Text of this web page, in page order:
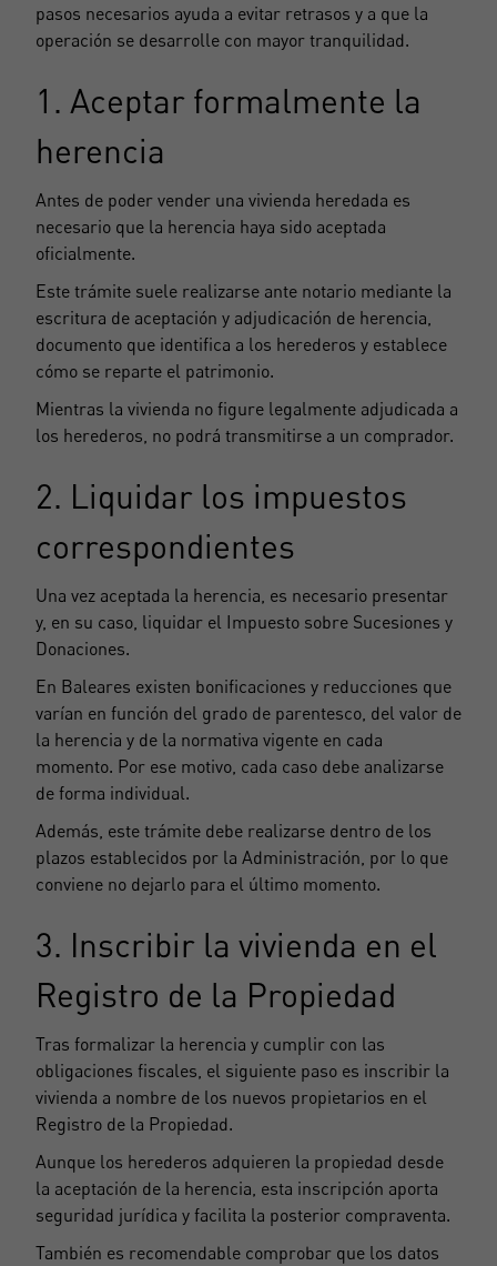
pasos necesarios ayuda a evitar retrasos y a que la
operación se desarrolle con mayor tranquilidad.
1. Aceptar formalmente la
herencia
Antes de poder vender una vivienda heredada es
necesario que la herencia haya sido aceptada
oficialmente.
Este trámite suele realizarse ante notario mediante la
escritura de aceptación y adjudicación de herencia,
documento que identifica a los herederos y establece
cómo se reparte el patrimonio.
Mientras la vivienda no figure legalmente adjudicada a
los herederos, no podrá transmitirse a un comprador.
2. Liquidar los impuestos
correspondientes
Una vez aceptada la herencia, es necesario presentar
y, en su caso, liquidar el Impuesto sobre Sucesiones y
Donaciones.
En Baleares existen bonificaciones y reducciones que
varían en función del grado de parentesco, del valor de
la herencia y de la normativa vigente en cada
momento. Por ese motivo, cada caso debe analizarse
de forma individual.
Además, este trámite debe realizarse dentro de los
plazos establecidos por la Administración, por lo que
conviene no dejarlo para el último momento.
3. Inscribir la vivienda en el
Registro de la Propiedad
Tras formalizar la herencia y cumplir con las
obligaciones fiscales, el siguiente paso es inscribir la
vivienda a nombre de los nuevos propietarios en el
Registro de la Propiedad.
Aunque los herederos adquieren la propiedad desde
la aceptación de la herencia, esta inscripción aporta
seguridad jurídica y facilita la posterior compraventa.
También es recomendable comprobar que los datos